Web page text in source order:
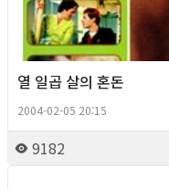
열 일곱 살의 혼돈
2004-02-05 20:15
9182